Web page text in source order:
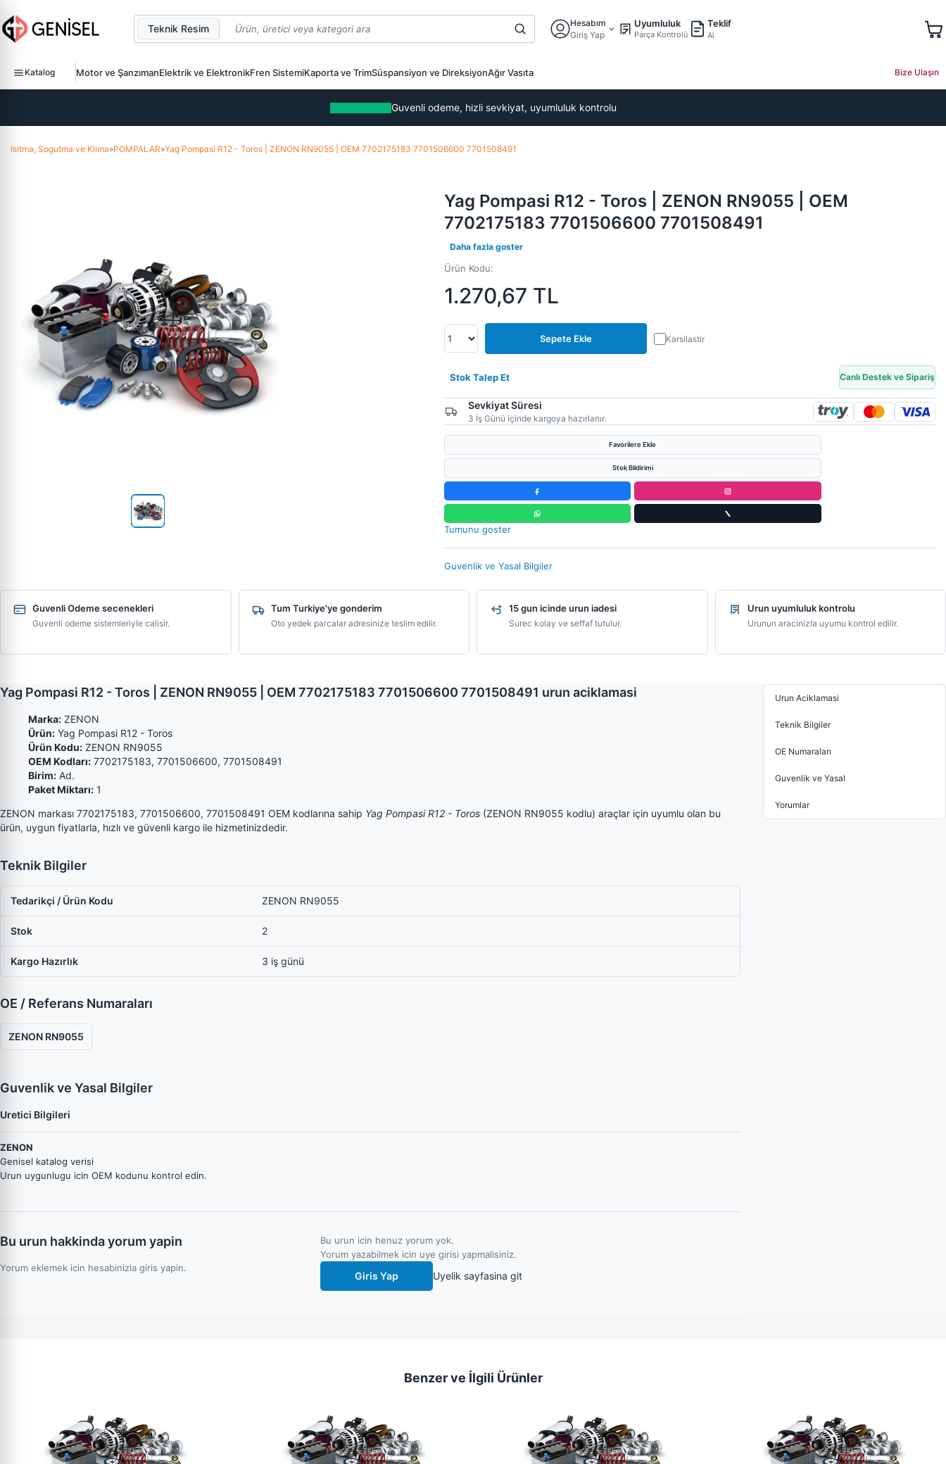
Teknik Resim
Hesabım
Giriş Yap
Uyumluluk
Parça Kontrolü
Teklif
Al
Katalog Motor ve ŞanzımanElektrik ve ElektronikFren SistemiKaporta ve TrimSüspansiyon ve DireksiyonAğır Vasıta Bize Ulaşın
Guvenli odeme, hizli sevkiyat, uyumluluk kontrolu
Isitma, Sogutma ve Klima»POMPALAR»Yag Pompasi R12 - Toros | ZENON RN9055 | OEM 7702175183 7701506600 7701508491
Yag Pompasi R12 - Toros | ZENON RN9055 | OEM
7702175183 7701506600 7701508491
Daha fazla goster
Ürün Kodu:
1.270,67 TL
Sepete Ekle Karsilastir
Stok Talep Et Canlı Destek ve Sipariş
Sevkiyat Süresi
3 İş Günü içinde kargoya hazırlanır.
Favorilere Ekle
Stok Bildirimi
Tumunu goster
Guvenlik ve Yasal Bilgiler
Guvenli Odeme secenekleri
Guvenli odeme sistemleriyle calisir.
Tum Turkiye'ye gonderim
Oto yedek parcalar adresinize teslim edilir.
15 gun icinde urun iadesi
Surec kolay ve seffaf tutulur.
Urun uyumluluk kontrolu
Urunun aracinizla uyumu kontrol edilir.
Yag Pompasi R12 - Toros | ZENON RN9055 | OEM 7702175183 7701506600 7701508491 urun aciklamasi
Marka: ZENON
Ürün: Yag Pompasi R12 - Toros
Ürün Kodu: ZENON RN9055
OEM Kodları: 7702175183, 7701506600, 7701508491
Birim: Ad.
Paket Miktarı: 1
ZENON markası 7702175183, 7701506600, 7701508491 OEM kodlarına sahip Yag Pompasi R12 - Toros (ZENON RN9055 kodlu) araçlar için uyumlu olan bu
ürün, uygun fiyatlarla, hızlı ve güvenli kargo ile hizmetinizdedir.
Teknik Bilgiler
Tedarikçi / Ürün Kodu ZENON RN9055
Stok 2
Kargo Hazırlık 3 iş günü
OE / Referans Numaraları
ZENON RN9055
Guvenlik ve Yasal Bilgiler
Uretici Bilgileri
ZENON
Genisel katalog verisi
Urun uygunlugu icin OEM kodunu kontrol edin.
Bu urun hakkinda yorum yapin
Yorum eklemek icin hesabinizla giris yapin.
Bu urun icin henuz yorum yok.
Yorum yazabilmek icin uye girisi yapmalisiniz.
Giris Yap Uyelik sayfasina git
Urun Aciklamasi
Teknik Bilgiler
OE Numaraları
Guvenlik ve Yasal
Yorumlar
Benzer ve İlgili Ürünler